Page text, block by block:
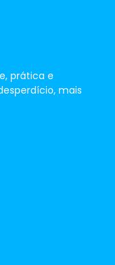
prática e
mais